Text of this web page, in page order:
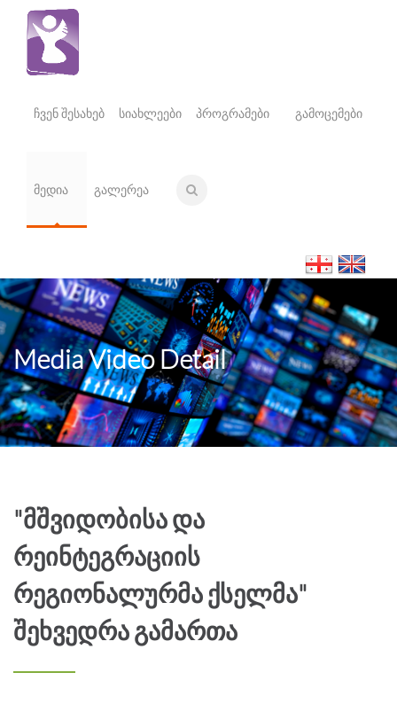
ჩვენ შესახებ სიახლეები პროგრამები გამოცემები
მედია გალერეა
Media Video Detail
"მშვიდობისა და
რეინტეგრაციის
რეგიონალურმა ქსელმა"
შეხვედრა გამართა